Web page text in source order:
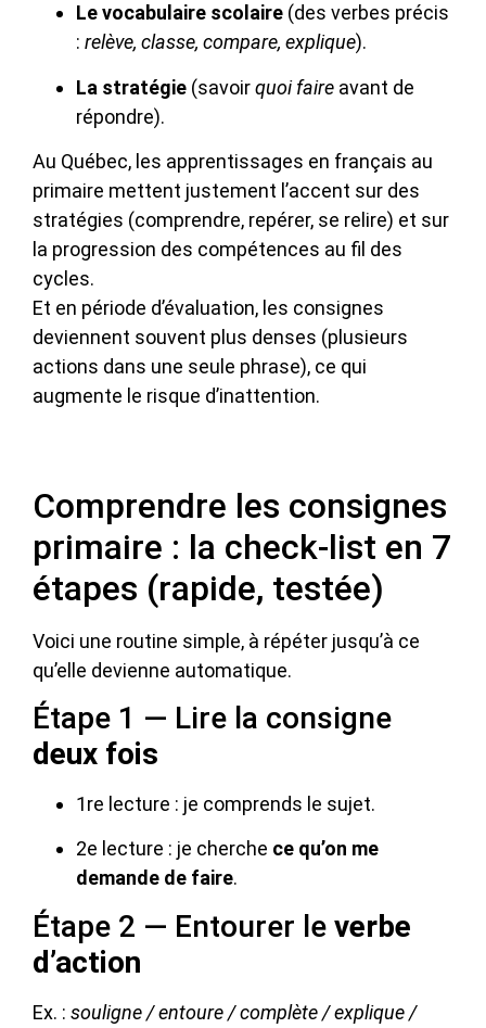
Le vocabulaire scolaire (des verbes précis
: relève, classe, compare, explique).
La stratégie (savoirquoi faire avant de
répondre).
Au Québec, les apprentissages en français au
primaire mettent justement l’accent sur des
stratégies (comprendre, repérer, se relire) et sur
la progression des compétences au fil des
cycles.
Et en période d’évaluation, les consignes
deviennent souvent plus denses (plusieurs
actions dans une seule phrase), ce qui
augmente le risque d’inattention.
Comprendre les consignes
primaire : la check-list en 7
étapes (rapide, testée)
Voici une routine simple, à répéter jusqu’à ce
qu’elle devienne automatique.
Étape 1 — Lire la consigne
deux fois
1re lecture : je comprends le sujet.
2e lecture : je cherche ce qu’on me
demande de faire.
Étape 2 — Entourer le verbe
d’action
Ex. : souligne / entoure / complète / explique /